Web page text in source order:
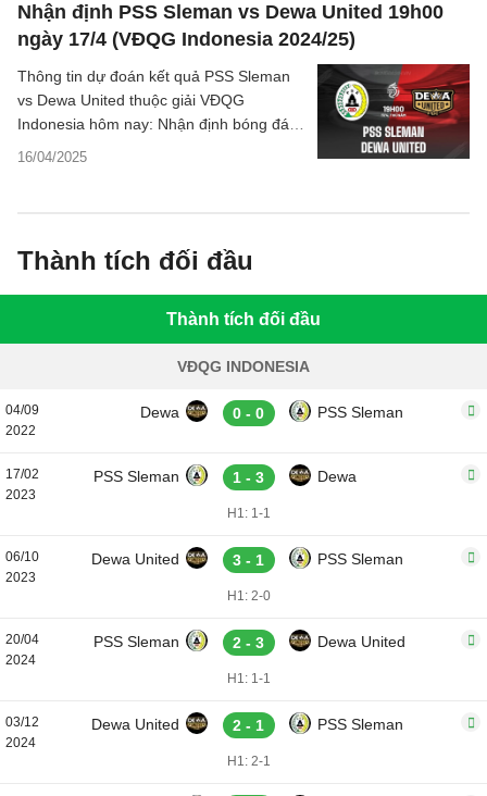
Nhận định PSS Sleman vs Dewa United 19h00
ngày 17/4 (VĐQG Indonesia 2024/25)
16/04/2025
Thông tin dự đoán kết quả PSS Sleman
vs Dewa United thuộc giải VĐQG
Indonesia hôm nay: Nhận định bóng đá,
chuyên gia phân tích tỷ số trận đấu chi
Thành tích đối đầu
Thành tích đối đầu
VĐQG INDONESIA
04/09
2022
Dewa 0 - 0 PSS Sleman
17/02
2023
PSS Sleman 1 - 3 Dewa
H1: 1-1
06/10
2023
Dewa United 3 - 1 PSS Sleman
H1: 2-0
20/04
2024
PSS Sleman 2 - 3 Dewa United
H1: 1-1
03/12
2024
Dewa United 2 - 1 PSS Sleman
H1: 2-1